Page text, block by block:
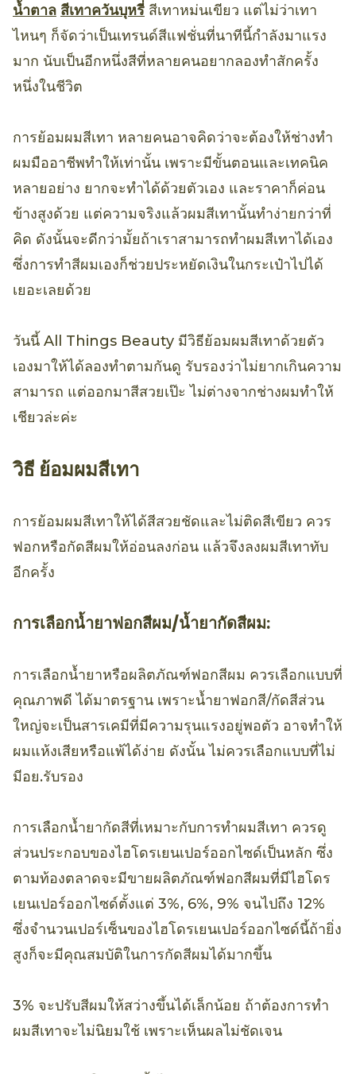
น้ำตาล สีเทาควันบุหรี่ สีเทาหม่นเขียว แต่ไม่ว่าเทา
ไหนๆ ก็จัดว่าเป็นเทรนด์สีแฟชั่นที่นาทีนี้กำลังมาแรง
มาก นับเป็นอีกหนึ่งสีที่หลายคนอยากลองทำสักครั้ง
หนึ่งในชีวิต
การย้อมผมสีเทา หลายคนอาจคิดว่าจะต้องให้ช่างทำ
ผมมืออาชีพทำให้เท่านั้น เพราะมีขั้นตอนและเทคนิค
หลายอย่าง ยากจะทำได้ด้วยตัวเอง และราคาก็ค่อน
ข้างสูงด้วย แต่ความจริงแล้วผมสีเทานั้นทำง่ายกว่าที่
คิด ดังนั้นจะดีกว่ามั้ยถ้าเราสามารถทำผมสีเทาได้เอง
ซึ่งการทำสีผมเองก็ช่วยประหยัดเงินในกระเป๋าไปได้
เยอะเลยด้วย
วันนี้ All Things Beauty มีวิธีย้อมผมสีเทาด้วยตัว
เองมาให้ได้ลองทำตามกันดู รับรองว่าไม่ยากเกินความ
สามารถ แต่ออกมาสีสวยเป๊ะ ไม่ต่างจากช่างผมทำให้
เชียวล่ะค่ะ
วิธี ย้อมผมสีเทา
การย้อมผมสีเทาให้ได้สีสวยชัดและไม่ติดสีเขียว ควร
ฟอกหรือกัดสีผมให้อ่อนลงก่อน แล้วจึงลงผมสีเทาทับ
อีกครั้ง
การเลือกน้ำยาฟอกสีผม/น้ำยากัดสีผม:
การเลือกน้ำยาหรือผลิตภัณฑ์ฟอกสีผม ควรเลือกแบบที่
คุณภาพดี ได้มาตรฐาน เพราะน้ำยาฟอกสี/กัดสีส่วน
ใหญ่จะเป็นสารเคมีที่มีความรุนแรงอยู่พอตัว อาจทำให้
ผมแห้งเสียหรือแพ้ได้ง่าย ดังนั้น ไม่ควรเลือกแบบที่ไม่
มีอย.รับรอง
การเลือกน้ำยากัดสีที่เหมาะกับการทำผมสีเทา ควรดู
ส่วนประกอบของไฮโดรเยนเปอร์ออกไซด์เป็นหลัก ซึ่ง
ตามท้องตลาดจะมีขายผลิตภัณฑ์ฟอกสีผมที่มีไฮโดร
เยนเปอร์ออกไซด์ตั้งแต่ 3%, 6%, 9% จนไปถึง 12%
ซึ่งจำนวนเปอร์เซ็นของไฮโดรเยนเปอร์ออกไซด์นี้ถ้ายิ่ง
สูงก็จะมีคุณสมบัติในการกัดสีผมได้มากขึ้น
3% จะปรับสีผมให้สว่างขึ้นได้เล็กน้อย ถ้าต้องการทำ
ผมสีเทาจะไม่นิยมใช้ เพราะเห็นผลไม่ชัดเจน